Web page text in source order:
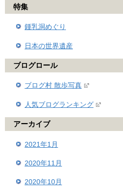
特集
鍾乳洞めぐり
日本の世界遺産
ブログロール
ブログ村 散歩写真
人気ブログランキング
アーカイブ
2021年1月
2020年11月
2020年10月